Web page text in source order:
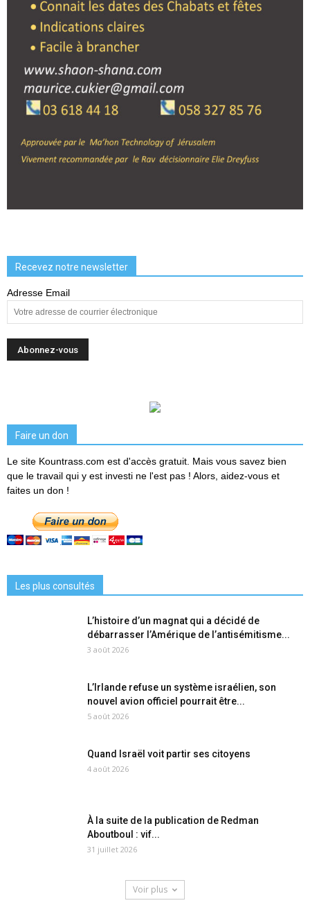
Recevez notre newsletter
Adresse Email
Faire un don
Le site Kountrass.com est d'accès gratuit. Mais vous savez bien
que le travail qui y est investi ne l'est pas ! Alors, aidez-vous et
faites un don !
Les plus consultés
L’histoire d’un magnat qui a décidé de
débarrasser l’Amérique de l’antisémitisme...
3 août 2026
L’Irlande refuse un système israélien, son
nouvel avion officiel pourrait être...
5 août 2026
Quand Israël voit partir ses citoyens
4 août 2026
À la suite de la publication de Redman
Aboutboul : vif...
31 juillet 2026
Voir plus